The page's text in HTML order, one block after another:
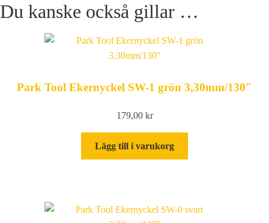
Disc
Du kanske också gillar …
Park Tool Ekernyckel SW-1 grön 3,30mm/130″
179,00 kr
Lägg till i varukorg